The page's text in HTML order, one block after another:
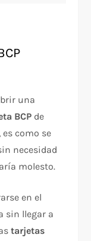
una
BCP de
como se
necesidad
molesto.
en el
sin llegar a
tarjetas